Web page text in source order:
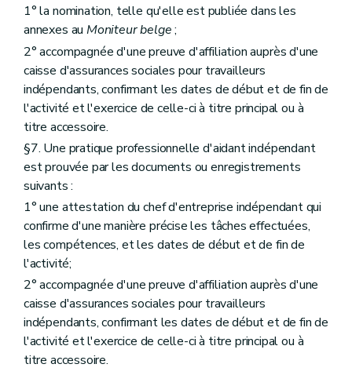
1° la nomination, telle qu'elle est publiée dans les
annexes auMoniteur belge;
2° accompagnée d'une preuve d'affiliation auprès d'une
caisse d'assurances sociales pour travailleurs
indépendants, confirmant les dates de début et de fin de
l'activité et l'exercice de celle-ci à titre principal ou à
titre accessoire.
§7. Une pratique professionnelle d'aidant indépendant
est prouvée par les documents ou enregistrements
suivants :
1° une attestation du chef d'entreprise indépendant qui
confirme d'une manière précise les tâches effectuées,
les compétences, et les dates de début et de fin de
l'activité;
2° accompagnée d'une preuve d'affiliation auprès d'une
caisse d'assurances sociales pour travailleurs
indépendants, confirmant les dates de début et de fin de
l'activité et l'exercice de celle-ci à titre principal ou à
titre accessoire.